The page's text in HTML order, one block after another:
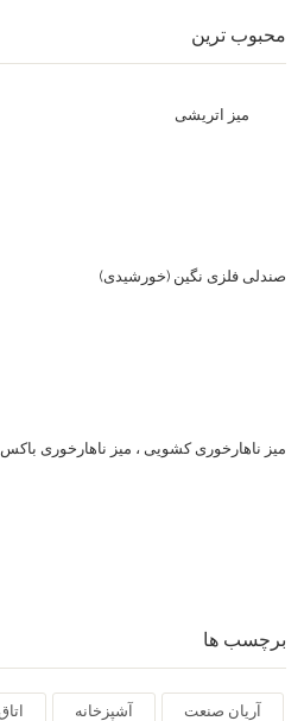
محبوب ترین
میز اتریشی
صندلی فلزی نگین (خورشیدی)
میز ناهارخوری کشویی ، میز ناهارخوری باکس
برچسب ها
آریان صنعت آشپزخانه